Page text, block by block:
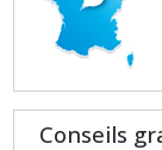
Conseils